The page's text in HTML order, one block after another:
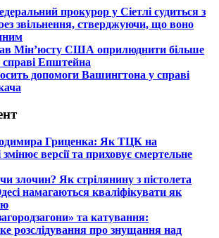
прокурор у Сіетлі судиться з
звільнення, стверджуючи, що воно
Мін’юсту США оприлюднити більше
справі Епштейна
допомоги Вашингтона у справі
Гриценка: Як ТЦК на
версії та приховує смертельне
злочин? Як стрілянину з пістолета
намагаються кваліфікувати як
та катування:
розслідування про знущання над